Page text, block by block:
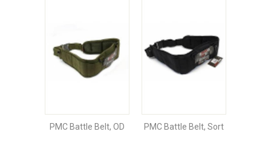
PMC Battle Belt, OD PMC Battle Belt, Sort